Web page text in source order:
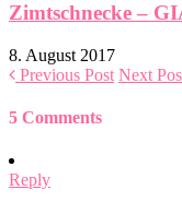
Zimtschnecke –
8. August 2017
Previous Post Next
5 Comments
Reply